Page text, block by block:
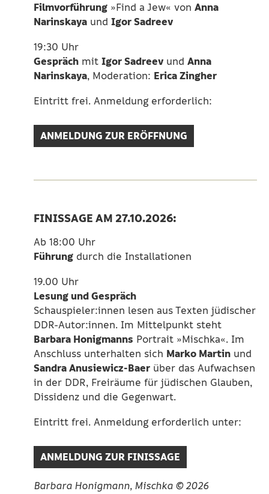
Filmvorführung»Find a Jew« von Anna
Narinskayaund Igor Sadreev
19:30 Uhr
Gesprächmit Igor Sadreevund Anna
Narinskaya, Moderation: Erica Zingher
Eintritt frei. Anmeldung erforderlich:
ANMELDUNG ZUR ERÖFFNUNG
FINISSAGE AM 27.10.2026:
Ab 18:00 Uhr
Führungdurch die Installationen
19.00 Uhr
Lesung und Gespräch
Schauspieler:innen lesen aus Texten jüdischer
DDR-Autor:innen. Im Mittelpunkt steht
Barbara Honigmanns Portrait »Mischka«. Im
Anschluss unterhalten sich Marko Martinund
Sandra Anusiewicz-Baerüber das Aufwachsen
in der DDR, Freiräume für jüdischen Glauben,
Dissidenz und die Gegenwart.
Eintritt frei. Anmeldung erforderlich unter:
ANMELDUNG ZUR FINISSAGE
Barbara Honigmann, Mischka © 2026